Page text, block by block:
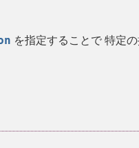
を指定することで 特定